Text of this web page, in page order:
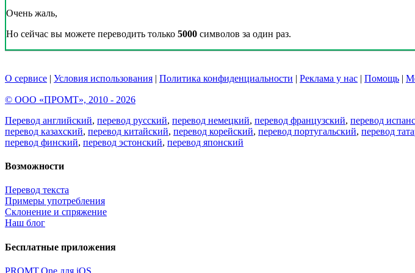
Очень жаль,
Но сейчас вы можете переводить только 5000 символов за один раз.
О сервисе | Условия использования | Политика конфиденциальности | Реклама у нас | Помощь |
© ООО «ПРОМТ», 2010 - 2026
Перевод английский, перевод русский, перевод немецкий, перевод французский, перевод
перевод казахский, перевод китайский, перевод корейский, перевод португальский, перевод
перевод финский, перевод эстонский, перевод японский
Возможности
Перевод текста
Примеры употребления
Склонение и спряжение
Наш блог
Бесплатные приложения
PROMT.One для iOS